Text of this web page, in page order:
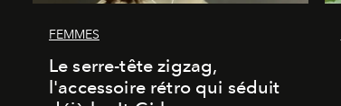
FEMMES
Le serre-tête zigzag,
l'accessoire rétro qui séduit